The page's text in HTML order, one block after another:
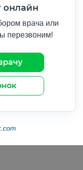
онлайн
врача или
перезвоним!